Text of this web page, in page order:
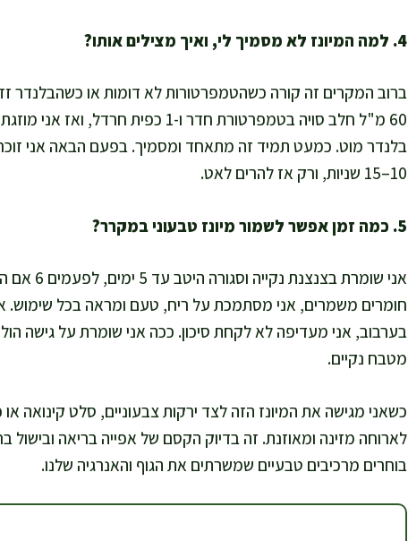
4. למה המיונז לא מסמיך לי, ואיך מצילים אותו?
ברוב המקרים זה קורה כשהטמפרטורות לא דומות או כשהבלנדר
60 מ"ל חלב סויה בטמפרטורת חדר ו-1
בלנדר מוט. כמעט תמיד זה מתאחד ומסמיך. בפעם הבאה אני
10–15 שניות, ורק אז להרים לאט.
5. כמה זמן אפשר לשמור מיונז טבעוני במקרר?
אני
חומרים משמרים, אני מסתמכת על ריח, טעם ומראה בכל שימוש.
בערבוב, אני מעדיפה לא לקחת סיכון. ככה אני שומרת על גישה
מטבח נקיים.
כשאני מגישה את המיונז הזה לצד ירקות צבעוניים, סלט קינואה
לארוחה מזינה ומאוזנת. זה בדיוק הקסם של אפייה בריאה
בוחרים מרכיבים טבעיים שמשרתים את הגוף והאנרגיה שלנו.